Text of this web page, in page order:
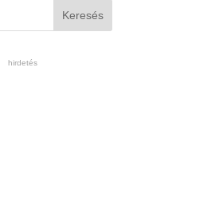
hirdetés